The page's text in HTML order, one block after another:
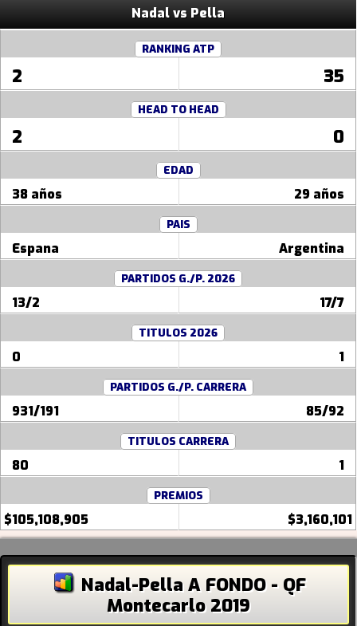
Nadal vs Pella
RANKING ATP
2 35
HEAD TO HEAD
2 0
EDAD
38 años 29 años
PAIS
Espana Argentina
PARTIDOS G./P. 2026
13/2 17/7
TITULOS 2026
0 1
PARTIDOS G./P. CARRERA
931/191 85/92
TITULOS CARRERA
80 1
PREMIOS
$105,108,905 $3,160,101
Nadal-Pella A FONDO - QF
Montecarlo 2019